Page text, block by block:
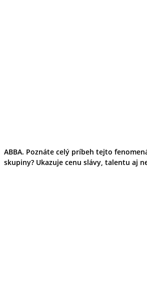
ABBA. Poznáte celý príbeh tejto
skupiny? Ukazuje cenu slávy, talentu aj